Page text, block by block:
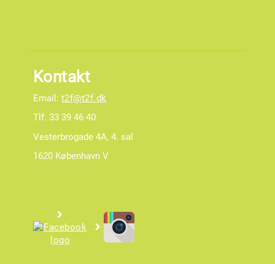
Kontakt
Email: t2f@t2f.dk
Tlf: 33 39 46 40
Vesterbrogade 4A, 4. sal
1620 København V